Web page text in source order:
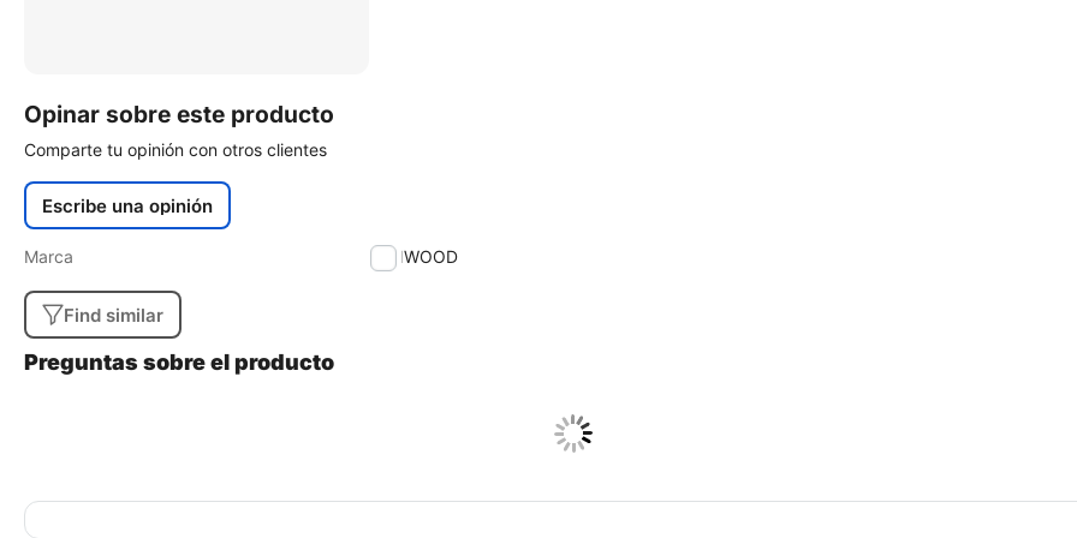
Opinar sobre este producto
Comparte tu opinión con otros clientes
Escribe una opinión
Marca KENWOOD
Find similar
Preguntas sobre el producto